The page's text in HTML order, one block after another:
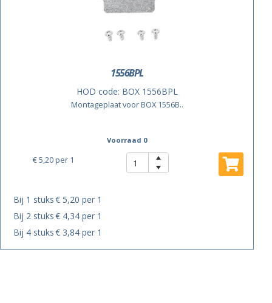
1556BPL
HOD code: BOX 1556BPL
Montageplaat voor BOX 1556B..
Voorraad 0
€ 5,20per 1
Bij 1 stuks€ 5,20 per 1
Bij 2 stuks€ 4,34 per 1
Bij 4 stuks€ 3,84 per 1